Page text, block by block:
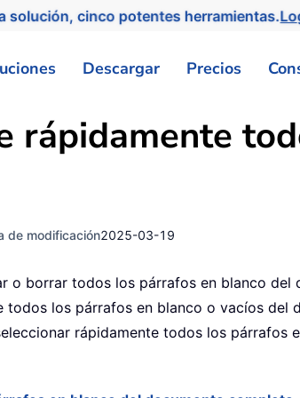
cinco potentes herramientas.
Descargar Precios
rápidamente
de modificación2025-03-19
o borrar todos los párrafos en blanco
todos los párrafos en blanco o vacíos del
rápidamente todos los párrafos